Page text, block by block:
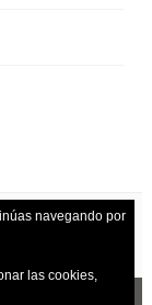
navegando por
las cookies,